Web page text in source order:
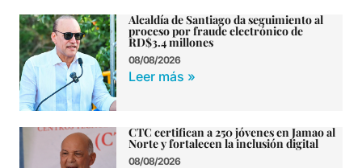
Alcaldía de Santiago da seguimiento al
proceso por fraude electrónico de
RD$3.4 millones
08/08/2026
Leer más »
CTC certifican a 250 jóvenes en Jamao al
Norte y fortalecen la inclusión digital
08/08/2026